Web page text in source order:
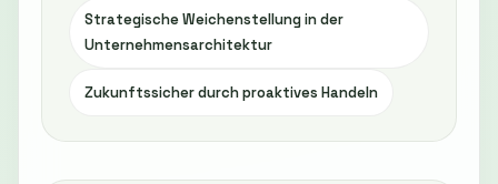
Strategische Weichenstellung in der
Unternehmensarchitektur
Zukunftssicher durch proaktives Handeln